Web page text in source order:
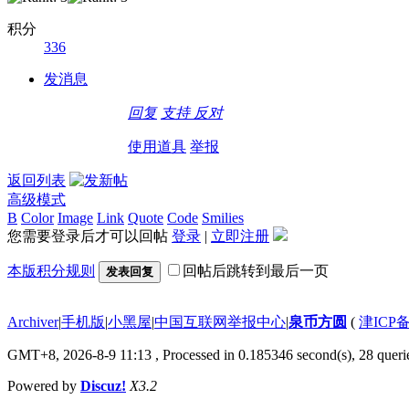
积分
336
发消息
回复 支持 反对
使用道具 举报
返回列表
高级模式
B Color Image Link Quote Code Smilies
您需要登录后才可以回帖 登录 | 立即注册
本版积分规则 发表回复 回帖后跳转到最后一页
Archiver|手机版|小黑屋|中国互联网举报中心|泉币方圆 ( 津ICP
GMT+8, 2026-8-9 11:13 , Processed in 0.185346 second(s), 28
Powered by Discuz! X3.2